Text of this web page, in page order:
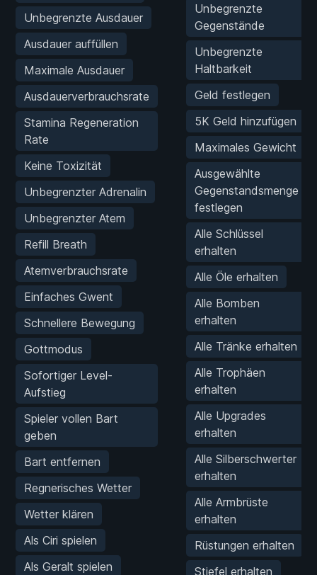
Unbegrenzte Ausdauer
Ausdauer auffüllen
Maximale Ausdauer
Ausdauerverbrauchsrate
Stamina Regeneration
Rate
Keine Toxizität
Unbegrenzter Adrenalin
Unbegrenzter Atem
Refill Breath
Atemverbrauchsrate
Einfaches Gwent
Schnellere Bewegung
Gottmodus
Sofortiger Level-
Aufstieg
Spieler vollen Bart
geben
Bart entfernen
Regnerisches Wetter
Wetter klären
Als Ciri spielen
Als Geralt spielen
Unbegrenzte
Gegenstände
Unbegrenzte
Haltbarkeit
Geld festlegen
5K Geld hinzufügen
Maximales Gewicht
Ausgewählte
Gegenstandsmenge
festlegen
Alle Schlüssel
erhalten
Alle Öle erhalten
Alle Bomben
erhalten
Alle Tränke erhalten
Alle Trophäen
erhalten
Alle Upgrades
erhalten
Alle Silberschwerter
erhalten
Alle Armbrüste
erhalten
Rüstungen erhalten
Stiefel erhalten